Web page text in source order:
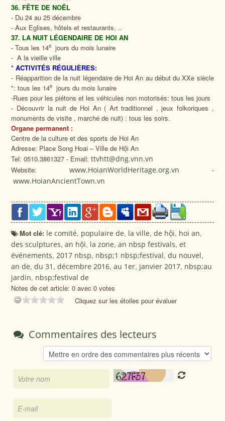
36. FÊTE DE NOËL
- Du 24 au 25 décembre
- Aux Eglises, hôtels et restaurants, ..
37. LA NUIT LÉGENDAIRE DE HOI AN
- Tous les 14e jours du mois lunaire
- A la vieille ville
*ACTIVITÉS RÉGULIÈRES:
- Réapparition de la nuit légendaire de Hoi An au début du XXe siècle
": tous les 14e jours du mois lunaire
-Rues pour les piétons et les véhicules non motorisés: tous les jours
- Découvrir la nuit de Hoi An ( Art traditionnel , jeux folkoriques ,
monuments de visite , marché de nuit) : tous les soirs.
Organe permanent :
Centre de la culture et des sports de Hoi An
Adresse: Place Song Hoai – Ville de Hội An
Tel: 0510.3861327 - Email:ttvhtt@dng.vnn.vn
Website: www.HoianWorldHeritage.org.vn -
www.HoianAncientTown.vn
Mot clé: le comité, populaire de, la ville,de hội, hoi an,
des sculptures,an hội, la zone,an nbsp festivals,et
événements,2017 nbsp, nbsp;1 nbsp;festival,du nouvel,
an de,du 31 ,décembre 2016,au 1er, janvier 2017, nbsp;au
jardin, nbsp;festival de
Notes de cet article: 0 avec 0 votes
Cliquez sur les étoiles pour évaluer
Commentaires des lecteurs